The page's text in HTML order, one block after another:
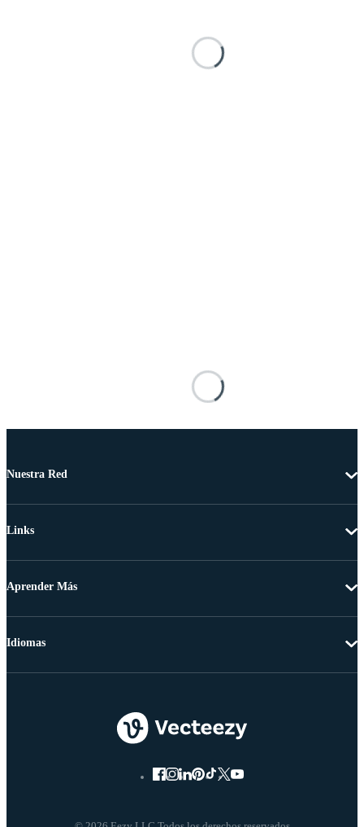
Nuestra Red
Links
Aprender Más
Idiomas